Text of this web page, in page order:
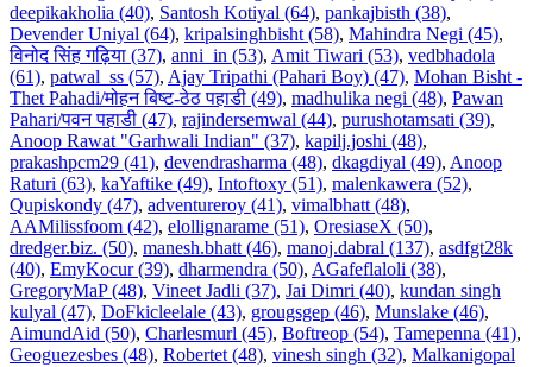
deepikakholia (40), Santosh Kotiyal (64), pankajbisth (38),
Devender Uniyal (64), kripalsinghbisht (58), Mahindra Negi (45),
विनोद सिंह गढ़िया (37), anni_in (53), Amit Tiwari (53), vedbhadola
(61), patwal_ss (57), Ajay Tripathi (Pahari Boy) (47), Mohan Bisht -
Thet Pahadi/मोहन बिष्ट-ठेठ पहाडी (49), madhulika negi (48), Pawan
Pahari/पवन पहाडी (47), rajindersemwal (44), purushotamsati (39),
Anoop Rawat "Garhwali Indian" (37), kapilj.joshi (48),
prakashpcm29 (41), devendrasharma (48), dkagdiyal (49), Anoop
Raturi (63), kaYaftike (49), Intoftoxy (51), malenkawera (52),
Qupiskondy (47), adventureroy (41), vimalbhatt (48),
AAMilissfoom (42), elollignarame (51), OresiaseX (50),
dredger.biz. (50), manesh.bhatt (46), manoj.dabral (137), asdfgt28k
(40), EmyKocur (39), dharmendra (50), AGafeflaloli (38),
GregoryMaP (48), Vineet Jadli (37), Jai Dimri (40), kundan singh
kulyal (47), DoFkicleelale (43), grougsgep (46), Munslake (46),
AimundAid (50), Charlesmurl (45), Boftreop (54), Tamepenna (41),
Geoguezesbes (48), Robertet (48), vinesh singh (32), Malkanigopal